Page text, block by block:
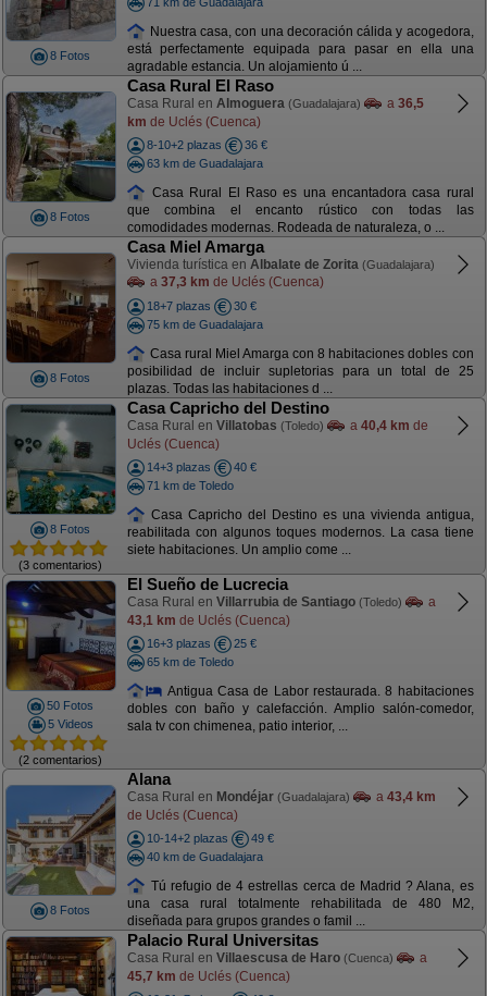
8 Fotos
Nuestra casa, con una decoración cálida y acogedora,
está perfectamente equipada para pasar en ella una
agradable estancia. Un alojamiento ú ...
8 Fotos
Casa Rural El Raso
Casa Rural en Almoguera (Guadalajara) a 36,5
km de Uclés (Cuenca)
8-10+2 plazas
36 €
63 km de Guadalajara
Casa Rural El Raso es una encantadora casa rural
que combina el encanto rústico con todas las
comodidades modernas. Rodeada de naturaleza, o ...
8 Fotos
Casa Miel Amarga
Vivienda turística en Albalate de Zorita (Guadalajara)
a 37,3 km de Uclés (Cuenca)
18+7 plazas
30 €
75 km de Guadalajara
Casa rural Miel Amarga con 8 habitaciones dobles con
posibilidad de incluir supletorias para un total de 25
plazas. Todas las habitaciones d ...
8 Fotos
(3 comentarios)
Casa Capricho del Destino
Casa Rural en Villatobas (Toledo) a 40,4 km de
Uclés (Cuenca)
14+3 plazas
40 €
71 km de Toledo
Casa Capricho del Destino es una vivienda antigua,
reabilitada con algunos toques modernos. La casa tiene
siete habitaciones. Un amplio come ...
50 Fotos
5 Videos
(2 comentarios)
El Sueño de Lucrecia
Casa Rural en Villarrubia de Santiago (Toledo)
a
43,1 km de Uclés (Cuenca)
16+3 plazas
25 €
65 km de Toledo
Antigua Casa de Labor restaurada. 8 habitaciones
dobles con baño y calefacción. Amplio salón-comedor,
sala tv con chimenea, patio interior, ...
8 Fotos
Alana
Casa Rural en Mondéjar (Guadalajara) a 43,4 km
de Uclés (Cuenca)
10-14+2 plazas
49 €
40 km de Guadalajara
Tú refugio de 4 estrellas cerca de Madrid ? Alana, es
una casa rural totalmente rehabilitada de 480 M2,
diseñada para grupos grandes o famil ...
Palacio Rural Universitas
Casa Rural en Villaescusa de Haro (Cuenca)
a
45,7 km de Uclés (Cuenca)